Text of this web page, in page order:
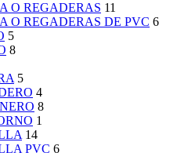
O REGADERAS 11
O REGADERAS DE PVC 6
5
8
5
4
8
1
14
PVC 6